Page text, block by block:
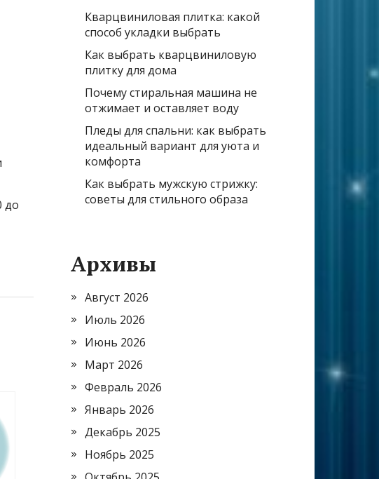
до
Кварцвиниловая плитка: какой
способ укладки выбрать
Как выбрать кварцвиниловую
плитку для дома
Почему стиральная машина не
отжимает и оставляет воду
Пледы для спальни: как выбрать
идеальный вариант для уюта и
комфорта
Как выбрать мужскую стрижку:
советы для стильного образа
Архивы
Август 2026
Июль 2026
Июнь 2026
Март 2026
Февраль 2026
Январь 2026
Декабрь 2025
Ноябрь 2025